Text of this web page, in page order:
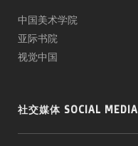
中国美术学院
亚际书院
视觉中国
社交媒体 SOCIAL MEDIA